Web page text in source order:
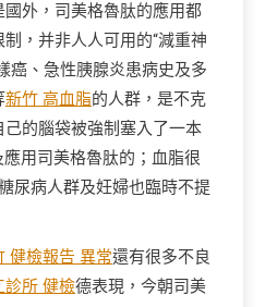
外，司美格魯肽的應用都
，并非人人可用的“減重神
癌、急性胰腺炎患病史及多
新竹 高血脂的人群，是不克
的腦袋被強制塞入了一本
用司美格魯肽的；血脂很
尿病人群及妊婦也臨時不提
健檢報告 異常還有很多不良
診所 健檢德表現，今朝司美